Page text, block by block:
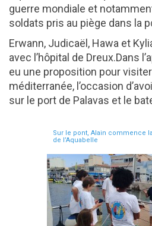
guerre mondiale et
soldats pris au piège dans la
Erwann, Judicaël, Hawa et
avec l’hôpital de Dreux.Dans
eu une proposition pour
méditerranée, l’occasion
sur le port de Palavas et le
Sur le pont, Alain commence
de l’Aquabelle